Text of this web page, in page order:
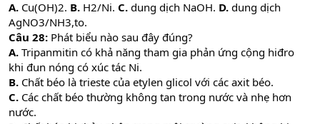
A. Cu(OH)2. B. H2/Ni. C. dung dịch NaOH. D. dung dịch
AgNO3/NH3,to.
Câu 28: Phát biểu nào sau đây đúng?
A. Tripanmitin có khả năng tham gia phản ứng cộng hiđro
khi đun nóng có xúc tác Ni.
B. Chất béo là trieste của etylen glicol với các axit béo.
C. Các chất béo thường không tan trong nước và nhẹ hơn
nước.